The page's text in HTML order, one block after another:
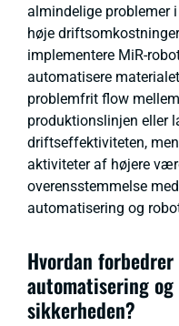
almindelige problemer
høje
implementere MiR-
automatisere
problemfrit flow
produktionslinjen eller
driftseffektiviteten,
aktiviteter af højere
overensstemmelse
automatisering og
Hvordan
automatisering
sikkerheden?